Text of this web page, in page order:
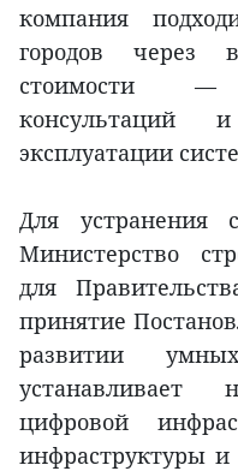
компания
городов через
стоимости —
консультаций
эксплуатации
Для устранения
Министерство
для
принятие
развитии
устанавливает
цифровой
инфраструктуры